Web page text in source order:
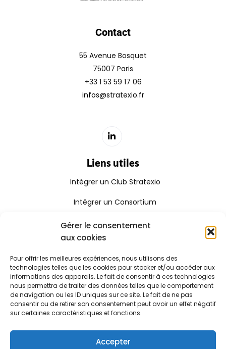
Gérer le consentement
aux cookies
Pour offrir les meilleures expériences, nous utilisons des
technologies telles que les cookies pour stocker et/ou accéder aux
informations des appareils. Le fait de consentir à ces technologies
nous permettra de traiter des données telles que le comportement
de navigation ou les ID uniques sur ce site. Le fait de ne pas
consentir ou de retirer son consentement peut avoir un effet négatif
sur certaines caractéristiques et fonctions.
Accepter
Contact
55 Avenue Bosquet
75007 Paris
+33 1 53 59 17 06
infos@stratexio.fr
Liens utiles
Intégrer un Club Stratexio
Intégrer un Consortium
Rejoindre le Réseau Stratexio
Gouvernance
Rapport d'activité
Consulter le certificat Qualiopi
Stratexio | Copyright © 2025